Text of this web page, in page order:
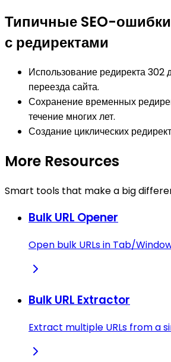
Типичные SEO-
с редиректами
Использование редиректа 302
переезда сайта.
Сохранение временных
течение многих лет.
Создание циклических
More Resources
Smart tools that make a big
Bulk URL Opener
Open bulk URLs in Tab/
Bulk URL Extractor
Extract multiple URLs from a